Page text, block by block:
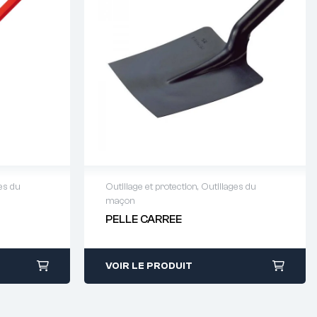
du Outillage et protection, Outillages du
maçon
PELLE CARREE
Demande de devis : 01 64 88 93
38
VOIR LE PRODUIT